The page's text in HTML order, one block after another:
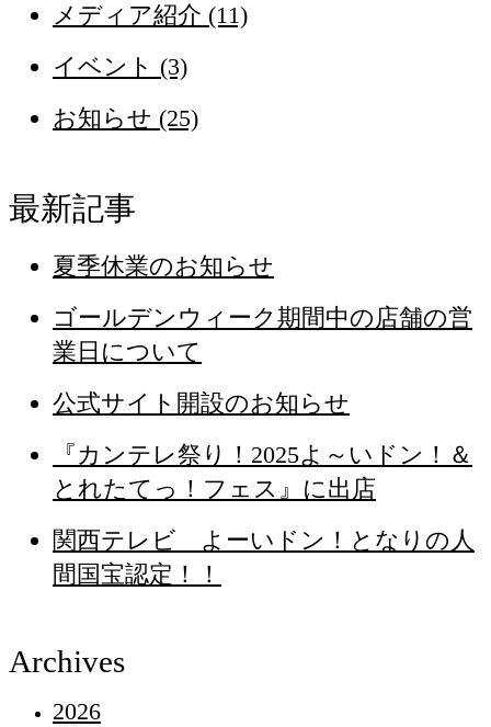
メディア紹介 (11)
イベント (3)
お知らせ (25)
最新記事
夏季休業のお知らせ
ゴールデンウィーク期間中の店舗の営
業日について
公式サイト開設のお知らせ
『カンテレ祭り！2025よ～いドン！＆
とれたてっ！フェス』に出店
関西テレビ よーいドン！となりの人
間国宝認定！！
Archives
2026